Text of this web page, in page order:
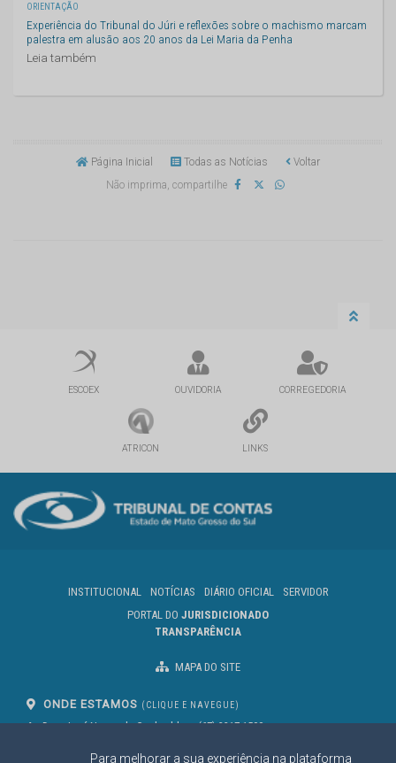
Para melhorar a sua experiência na plataforma
ORIENTAÇÃO
Experiência do Tribunal do Júri e reflexões sobre o machismo marcam
palestra em alusão aos 20 anos da Lei Maria da Penha
Leia também
Página Inicial Todas as Notícias
Voltar
Não imprima, compartilhe
ESCOEX OUVIDORIA CORREGEDORIA
ATRICON LINKS
INSTITUCIONAL NOTÍCIAS DIÁRIO OFICIAL
SERVIDOR
PORTAL DO JURISDICIONADO
TRANSPARÊNCIA
MAPA DO SITE
ONDE ESTAMOS (CLIQUE E NAVEGUE)
Av. Des. José Nunes da Cunha, bloco
Campo Grande/MS
(67) 3317-1500